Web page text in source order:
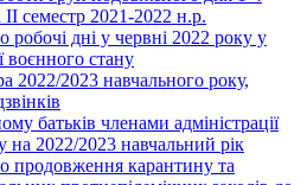
ІІ семестр 2021-2022 н.р.
робочі дні у червні 2022 року у
воєнного стану
2022/2023 навчального року,
батьків членами адміністрації
на 2022/2023 навчальний рік
продовження карантину та